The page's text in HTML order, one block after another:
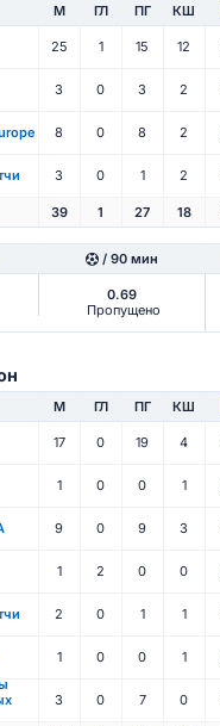
М ГЛ ПГ КШ
25 1 15 12
3 0 3 2
8 0 8 2
3 0 1 2
39 1 27 18
/ 90 мин
0.69
Пропущено
М ГЛ ПГ КШ
17 0 19 4
1 0 0 1
9 0 9 3
1 2 0 0
2 0 1 1
1 0 0 1
3 0 7 0